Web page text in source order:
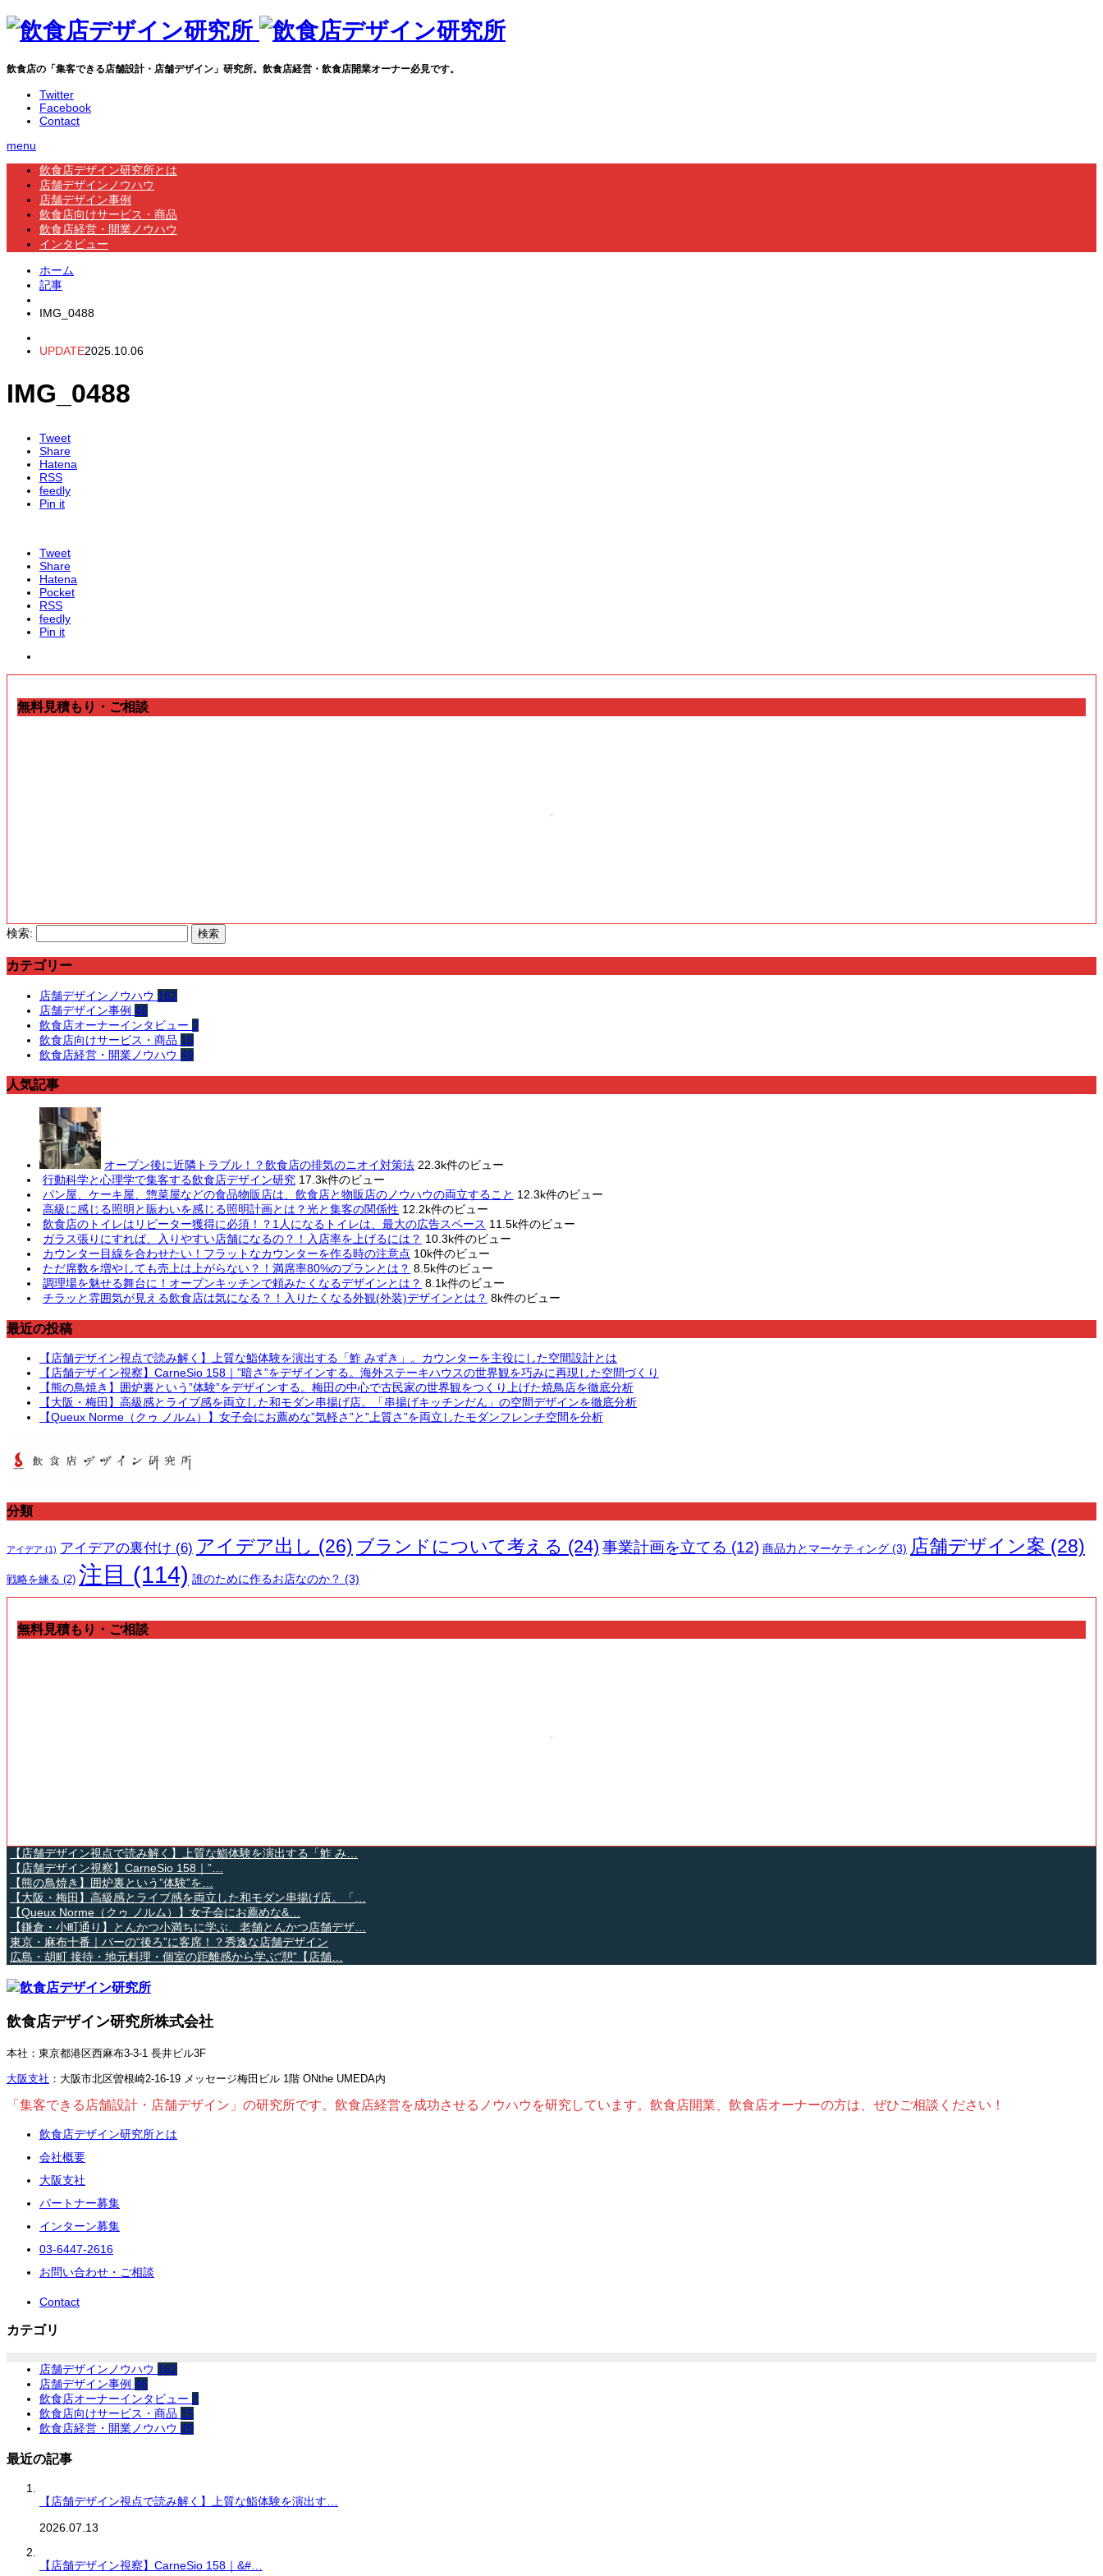
飲食店の「集客できる店舗設計・店舗デザイン」研究所。飲食店経営・飲食店開業オーナー必見です。
Twitter
Facebook
Contact
menu
飲食店デザイン研究所とは
店舗デザインノウハウ
店舗デザイン事例
飲食店向けサービス・商品
飲食店経営・開業ノウハウ
インタビュー
ホーム
記事
IMG_0488
UPDATE2025.10.06
IMG_0488
Tweet
Share
Hatena
RSS
feedly
Pin it
Tweet
Share
Hatena
Pocket
RSS
feedly
Pin it
無料見積もり・ご相談
検索:
カテゴリー
店舗デザインノウハウ 162
店舗デザイン事例 46
飲食店オーナーインタビュー 2
飲食店向けサービス・商品 15
飲食店経営・開業ノウハウ 49
人気記事
オープン後に近隣トラブル！？飲食店の排気のニオイ対策法 22.3k件のビュー
行動科学と心理学で集客する飲食店デザイン研究 17.3k件のビュー
パン屋、ケーキ屋、惣菜屋などの食品物販店は、飲食店と物販店のノウハウの両立すること 12.3k件のビュー
高級に感じる照明と賑わいを感じる照明計画とは？光と集客の関係性 12.2k件のビュー
飲食店のトイレはリピーター獲得に必須！？1人になるトイレは、最大の広告スペース 11.5k件のビュー
ガラス張りにすれば、入りやすい店舗になるの？！入店率を上げるには？ 10.3k件のビュー
カウンター目線を合わせたい！フラットなカウンターを作る時の注意点 10k件のビュー
ただ席数を増やしても売上は上がらない？！満席率80%のプランとは？ 8.5k件のビュー
調理場を魅せる舞台に！オープンキッチンで頼みたくなるデザインとは？ 8.1k件のビュー
チラッと雰囲気が見える飲食店は気になる？！入りたくなる外観(外装)デザインとは？ 8k件のビュー
最近の投稿
【店舗デザイン視点で読み解く】上質な鮨体験を演出する「鮓 みずき」。カウンターを主役にした空間設計とは
【店舗デザイン視察】CarneSio 158｜”暗さ”をデザインする。海外ステーキハウスの世界観を巧みに再現した空間づくり
【熊の鳥焼き】囲炉裏という”体験”をデザインする。梅田の中心で古民家の世界観をつくり上げた焼鳥店を徹底分析
【大阪・梅田】高級感とライブ感を両立した和モダン串揚げ店。「串揚げキッチンだん」の空間デザインを徹底分析
【Queux Norme（クゥ ノルム）】女子会にお薦めな”気軽さ”と”上質さ”を両立したモダンフレンチ空間を分析
分類
アイデア (1) アイデアの裏付け (6) アイデア出し (26) ブランドについて考える (24) 事業計画を立てる (12) 商品力とマーケティング (3) 店舗デザイン案 (28)
戦略を練る (2) 注目 (114) 誰のために作るお店なのか？ (3)
無料見積もり・ご相談
【店舗デザイン視点で読み解く】上質な鮨体験を演出する「鮓 み…
【店舗デザイン視察】CarneSio 158｜”…
【熊の鳥焼き】囲炉裏という”体験”を…
【大阪・梅田】高級感とライブ感を両立した和モダン串揚げ店。「…
【Queux Norme（クゥ ノルム）】女子会にお薦めな&…
【鎌倉・小町通り】とんかつ小満ちに学ぶ、老舗とんかつ店舗デザ…
東京・麻布十番｜バーの“後ろ”に客席！？秀逸な店舗デザイン
広島・胡町 接待・地元料理・個室の距離感から学ぶ“憩”【店舗…
飲食店デザイン研究所株式会社
本社：東京都港区西麻布3-3-1 長井ビル3F
大阪支社 ：大阪市北区曽根崎2-16-19 メッセージ梅田ビル 1階 ONthe UMEDA内
「集客できる店舗設計・店舗デザイン」の研究所です。飲食店経営を成功させるノウハウを研究しています。飲食店開業、飲食店オーナーの方は、ぜひご相談ください！
飲食店デザイン研究所とは
会社概要
大阪支社
パートナー募集
インターン募集
03-6447-2616
お問い合わせ・ご相談
Contact
カテゴリ
店舗デザインノウハウ 162
店舗デザイン事例 46
飲食店オーナーインタビュー 2
飲食店向けサービス・商品 15
飲食店経営・開業ノウハウ 49
最近の記事
【店舗デザイン視点で読み解く】上質な鮨体験を演出す…
2026.07.13
【店舗デザイン視察】CarneSio 158｜&#…